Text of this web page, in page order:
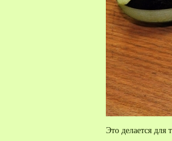
Это делается для